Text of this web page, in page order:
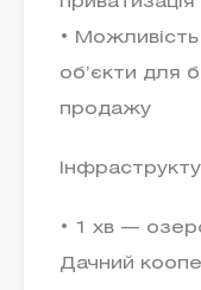
• Можливість
об’єкти для
продажу
• 1 хв —
Дачний